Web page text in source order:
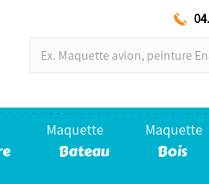
Maquette
Bateau
Maquette
Bois